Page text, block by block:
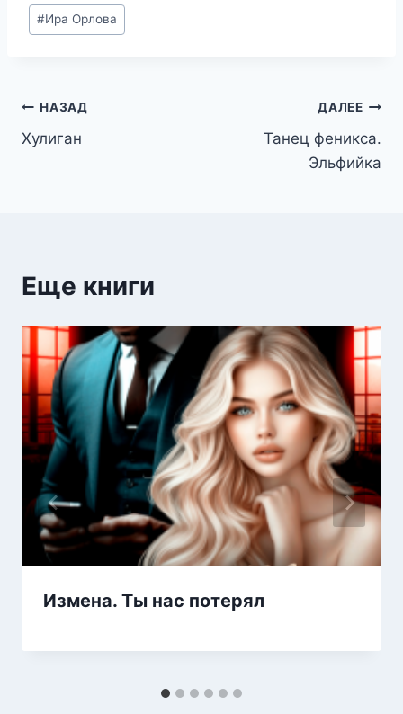
Метки
записи:
#Ира Орлова
Навигация
по
НАЗАД
Хулиган
ДАЛЕЕ
Танец феникса.
Эльфийка
Еще книги
Измена. Ты нас потерял